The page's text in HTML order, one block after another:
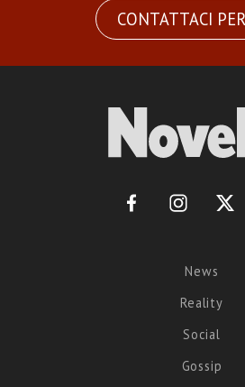
CONTATTACI
News
Reality
Social
Gossip